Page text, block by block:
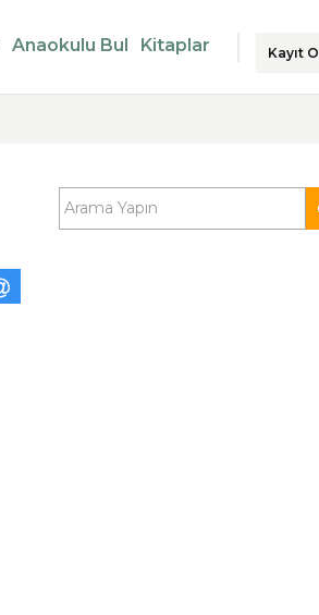
Anaokulu Bul Kitaplar Kayıt Ol